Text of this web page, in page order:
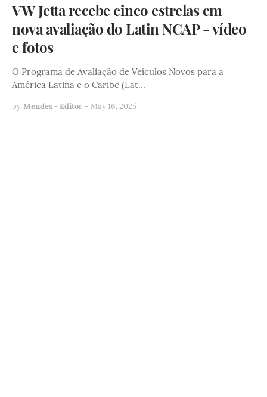
VW Jetta recebe cinco estrelas em
nova avaliação do Latin NCAP - vídeo
e fotos
O Programa de Avaliação de Veículos Novos para a
América Latina e o Caribe (Lat…
by Mendes - Editor - May 16, 2025